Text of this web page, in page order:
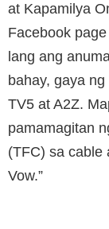
at Kapamilya
Facebook
lang ang
bahay, gaya
TV5 at A2Z.
pamamagitan
(TFC) sa cable
Vow.”